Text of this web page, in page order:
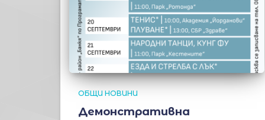
ОБЩИ НОВИНИ
Демонстративна